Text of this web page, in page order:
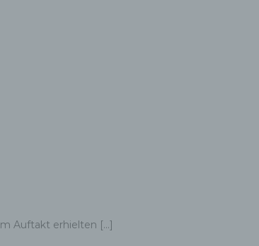
Auftakt erhielten […]